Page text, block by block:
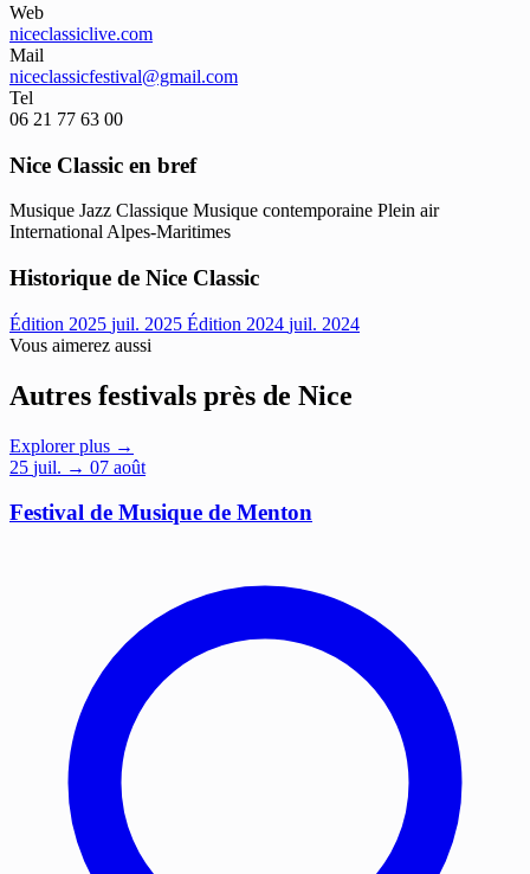
Web
niceclassiclive.com
Mail
niceclassicfestival@gmail.com
Tel
06 21 77 63 00
Nice Classic en bref
Musique Jazz Classique Musique contemporaine Plein air
InternationalAlpes-Maritimes
Historique de Nice Classic
Édition 2025 juil. 2025 Édition 2024 juil. 2024
Vous aimerez aussi
Autres festivals près de Nice
Explorer plus →
25 juil. → 07 août
Festival de Musique de Menton